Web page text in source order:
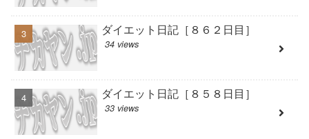
ダイエット日記［８６２日目］
34 views
ダイエット日記［８５８日目］
33 views